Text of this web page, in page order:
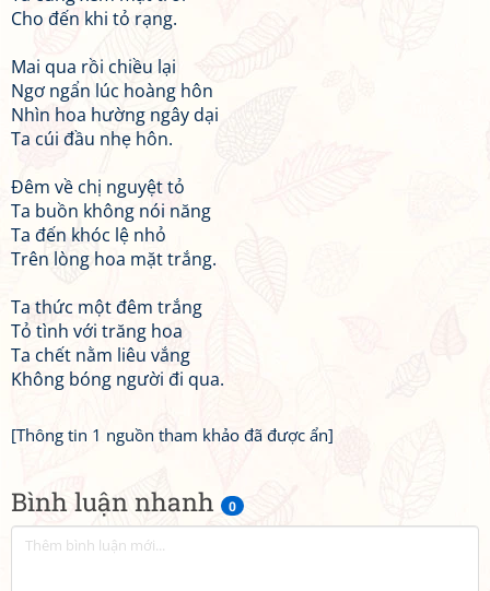
Bình luận nhanh 0
Cho đến khi tỏ rạng.
Mai qua rồi chiều lại
Ngơ ngẩn lúc hoàng hôn
Nhìn hoa hường ngây dại
Ta cúi đầu nhẹ hôn.
Đêm về chị nguyệt tỏ
Ta buồn không nói năng
Ta đến khóc lệ nhỏ
Trên lòng hoa mặt trắng.
Ta thức một đêm trắng
Tỏ tình với trăng hoa
Ta chết nằm liêu vắng
Không bóng người đi qua.
[Thông tin 1 nguồn tham khảo đã được ẩn]